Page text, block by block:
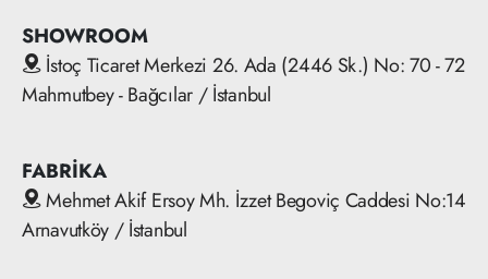
SHOWROOM
İstoç Ticaret Merkezi 26. Ada (2446 Sk.) No: 70 - 72
Mahmutbey - Bağcılar / İstanbul
FABRİKA
Mehmet Akif Ersoy Mh. İzzet Begoviç Caddesi No:14
Arnavutköy / İstanbul